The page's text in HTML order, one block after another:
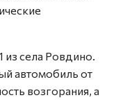
села Ровдино.
автомобиль от
возгорания, а